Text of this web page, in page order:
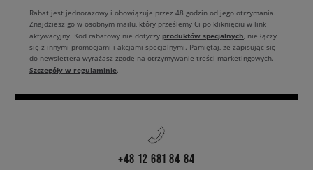
Rabat jest jednorazowy i obowiązuje przez 48 godzin od jego otrzymania.
Znajdziesz go w osobnym mailu, który prześlemy Ci po kliknięciu w link
aktywacyjny. Kod rabatowy nie dotyczy produktów specjalnych, nie łączy
się z innymi promocjami i akcjami specjalnymi. Pamiętaj, że zapisując się
do newslettera wyrażasz zgodę na otrzymywanie treści marketingowych.
Szczegóły w regulaminie.
+48 12 681 84 84